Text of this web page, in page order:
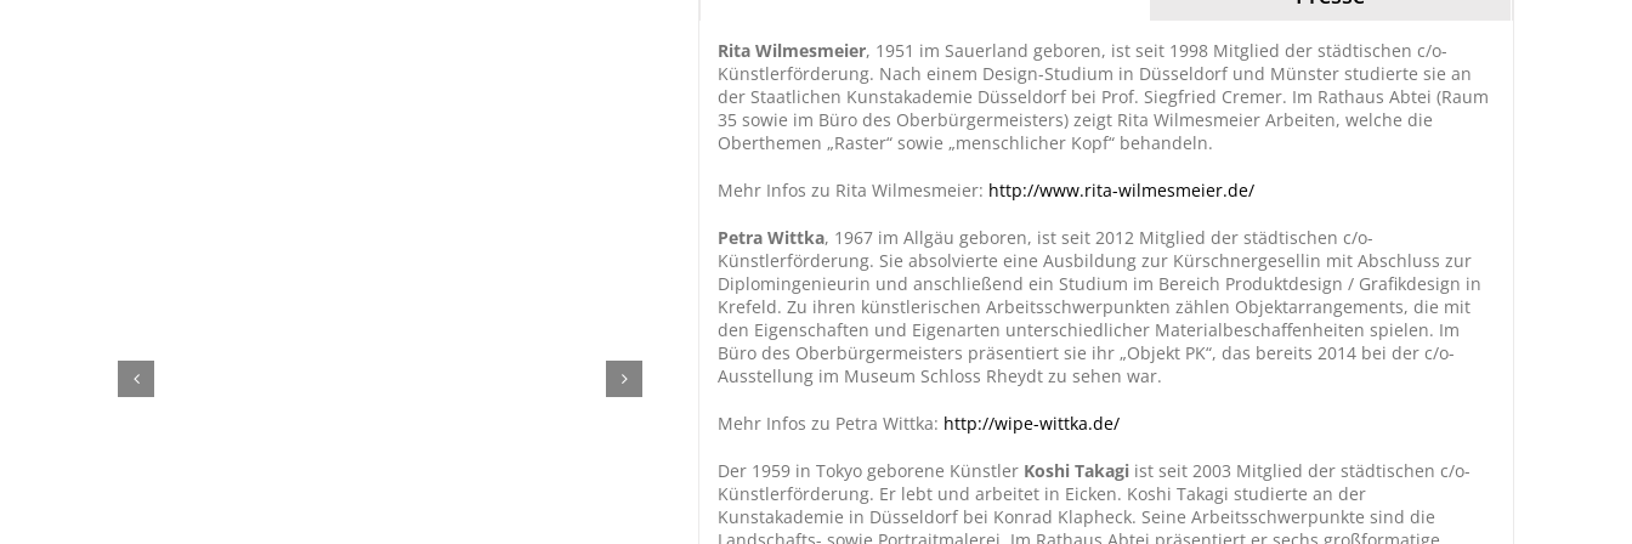
Rita Wilmesmeier, 1951 im Sauerland geboren, ist seit 1998 Mitglied der städtischen c/o-
Künstlerförderung. Nach einem Design-Studium in Düsseldorf und Münster studierte sie an
der Staatlichen Kunstakademie Düsseldorf bei Prof. Siegfried Cremer. Im Rathaus Abtei (Raum
35 sowie im Büro des Oberbürgermeisters) zeigt Rita Wilmesmeier Arbeiten, welche die
Oberthemen „Raster“ sowie „menschlicher Kopf“ behandeln.
Mehr Infos zu Rita Wilmesmeier: http://www.rita-wilmesmeier.de/
Petra Wittka, 1967 im Allgäu geboren, ist seit 2012 Mitglied der städtischen c/o-
Künstlerförderung. Sie absolvierte eine Ausbildung zur Kürschnergesellin mit Abschluss zur
Diplomingenieurin und anschließend ein Studium im Bereich Produktdesign / Grafikdesign in
Krefeld. Zu ihren künstlerischen Arbeitsschwerpunkten zählen Objektarrangements, die mit
den Eigenschaften und Eigenarten unterschiedlicher Materialbeschaffenheiten spielen. Im
Büro des Oberbürgermeisters präsentiert sie ihr „Objekt PK“, das bereits 2014 bei der c/o-
Ausstellung im Museum Schloss Rheydt zu sehen war.
Mehr Infos zu Petra Wittka: http://wipe-wittka.de/
Der 1959 in Tokyo geborene Künstler Koshi Takagi ist seit 2003 Mitglied der städtischen c/o-
Künstlerförderung. Er lebt und arbeitet in Eicken. Koshi Takagi studierte an der
Kunstakademie in Düsseldorf bei Konrad Klapheck. Seine Arbeitsschwerpunkte sind die